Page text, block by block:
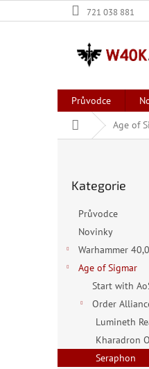
na
721 038 881
Průvodce
Domů Age of
l
kategorie
Kategorie
Průvodce
Novinky
Warhammer
Age of Sigmar
Start with
Order
Lumineth
Kharadron
Seraphon